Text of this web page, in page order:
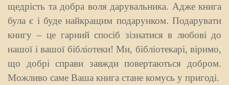
щедрість та добра воля дарувальника. Адже книга
була є і буде найкращим подарунком. Подарувати
книгу – це гарний спосіб зізнатися в любові до
нашої і вашої бібліотеки! Ми, бібліотекарі, віримо,
що добрі справи завжди повертаються добром.
Можливо саме Ваша книга стане комусь у пригоді.